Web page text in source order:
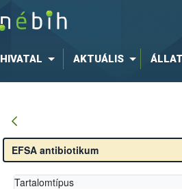
HIVATAL AKTUÁLIS ÁLLAT
Tartalomtípus